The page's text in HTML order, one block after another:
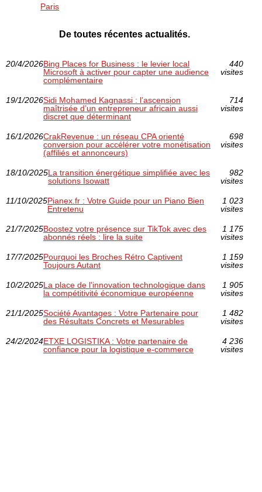
Paris
De toutes récentes actualités.
20/4/2026Bing Places for Business : le levier local
Microsoft à activer pour capter une audience
complémentaire
440
visites
19/1/2026Sidi Mohamed Kagnassi : l’ascension
maîtrisée d’un entrepreneur africain aussi
discret que déterminant
714
visites
16/1/2026CrakRevenue : un réseau CPA orienté
conversion pour accélérer votre monétisation
(affiliés et annonceurs)
698
visites
18/10/2025La transition énergétique simplifiée avec les
solutions Isowatt
982
visites
11/10/2025Pianex.fr : Votre Guide pour un Piano Bien
Entretenu
1 023
visites
21/7/2025Boostez votre présence sur TikTok avec des
abonnés réels : lire la suite
1 175
visites
17/7/2025Pourquoi les Broches Rétro Captivent
Toujours Autant
1 159
visites
10/2/2025La place de l'innovation technologique dans
la compétitivité économique européenne
1 905
visites
21/1/2025Société Avantages : Votre Partenaire pour
des Résultats Concrets et Mesurables
1 482
visites
24/2/2024ETXE LOGISTIKA : Votre partenaire de
confiance pour la logistique e-commerce
4 236
visites